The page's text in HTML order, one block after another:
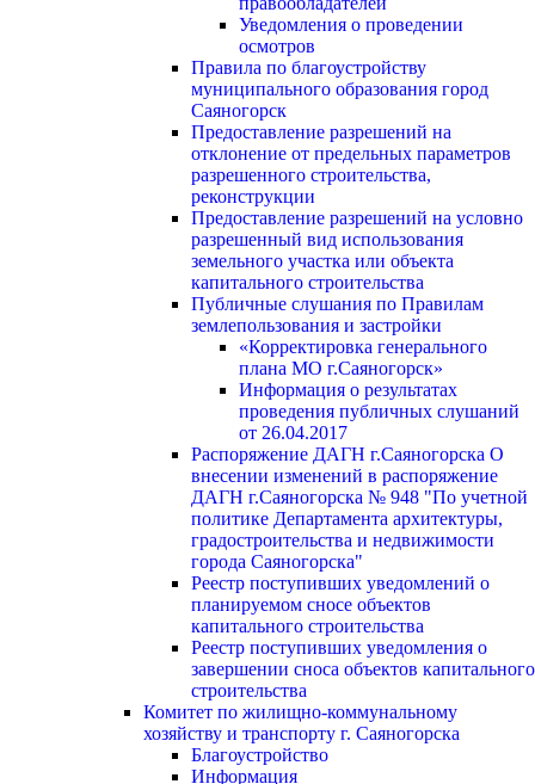
Уведомления о проведении
осмотров
Правила по благоустройству
муниципального образования город
Саяногорск
Предоставление разрешений на
отклонение от предельных параметров
разрешенного строительства,
реконструкции
Предоставление разрешений на условно
разрешенный вид использования
земельного участка или объекта
капитального строительства
Публичные слушания по Правилам
землепользования и застройки
«Корректировка генерального
плана МО г.Саяногорск»
Информация о результатах
проведения публичных слушаний
от 26.04.2017
Распоряжение ДАГН г.Саяногорска О
внесении изменений в распоряжение
ДАГН г.Саяногорска № 948 "По учетной
политике Департамента архитектуры,
градостроительства и недвижимости
города Саяногорска"
Реестр поступивших уведомлений о
планируемом сносе объектов
капитального строительства
Реестр поступивших уведомления о
завершении сноса объектов капитального
строительства
Комитет по жилищно-коммунальному
хозяйству и транспорту г. Саяногорска
Благоустройство
Информация